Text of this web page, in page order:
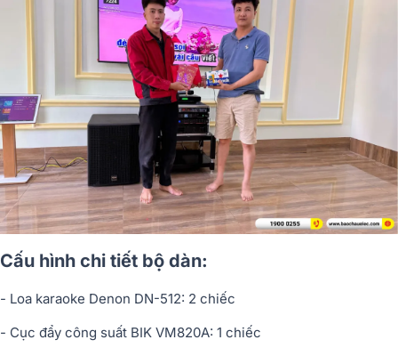
Cấu hình chi tiết bộ dàn:
- Loa karaoke Denon DN-512: 2 chiếc
- Cục đẩy công suất BIK VM820A: 1 chiếc